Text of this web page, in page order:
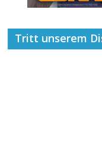
Tritt unserem